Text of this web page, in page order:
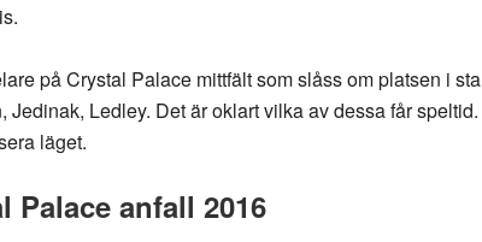
på Crystal Palace mittfält som slåss om platsen i
Jedinak, Ledley. Det är oklart vilka av dessa får
läget.
Palace anfall 2016